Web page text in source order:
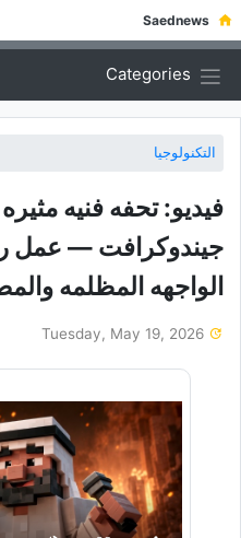
Saednews
Categories
التكنولوجيا
فیدیو: تحفه فنیه
جیندوکرافت — عمل
الواجهه المظلمه